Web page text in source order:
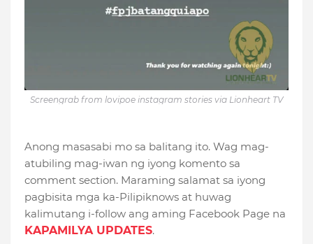
Screengrab from lovipoe instagram stories via Lionheart TV
Anong masasabi mo sa balitang ito. Wag mag-
atubiling mag-iwan ng iyong komento sa
comment section. Maraming salamat sa iyong
pagbisita mga ka-Pilipiknows at huwag
kalimutang i-follow ang aming Facebook Page na
KAPAMILYA UPDATES.